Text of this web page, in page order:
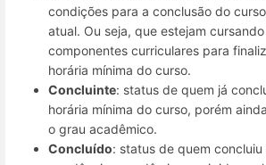
condições para a conclusão do
atual. Ou seja, que estejam
componentes curriculares para
horária mínima do curso.
Concluinte: status de quem já
horária mínima do curso, porém
o grau acadêmico.
Concluído: status de quem